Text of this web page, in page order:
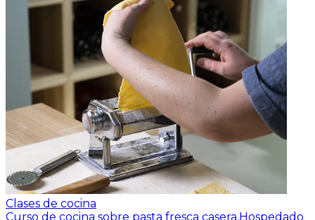
Clases de cocina
Curso de cocina sobre pasta fresca casera.Hospedado